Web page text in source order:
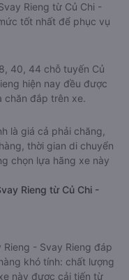
Rieng từ Củ Chi -
tốt nhất để phục vụ
40, 44 chỗ tuyến Củ
hiện nay đều được
chăn đắp trên xe.
là giá cả phải chăng,
thời gian di chuyển
chọn lựa hãng xe này
Rieng từ Củ Chi -
Rieng - Svay Rieng đáp
khó tính: chất lượng
này được cải tiến từ